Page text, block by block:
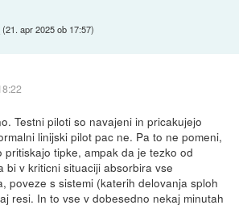
(21. apr 2025 ob 17:57)
Testni piloti so navajeni in pricakujejo
linijski pilot pac ne. Pa to ne pomeni,
pritiskajo tipke, ampak da je tezko od
bi v kriticni situaciji absorbira vse
poveze s sistemi (katerih delovanja sploh
resi. In to vse v dobesedno nekaj minutah